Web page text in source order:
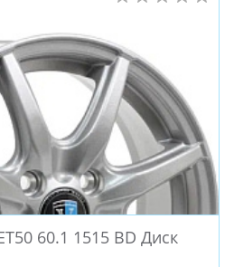
АВТО
АВТО
АВТО
60.1 1515 BD Диск